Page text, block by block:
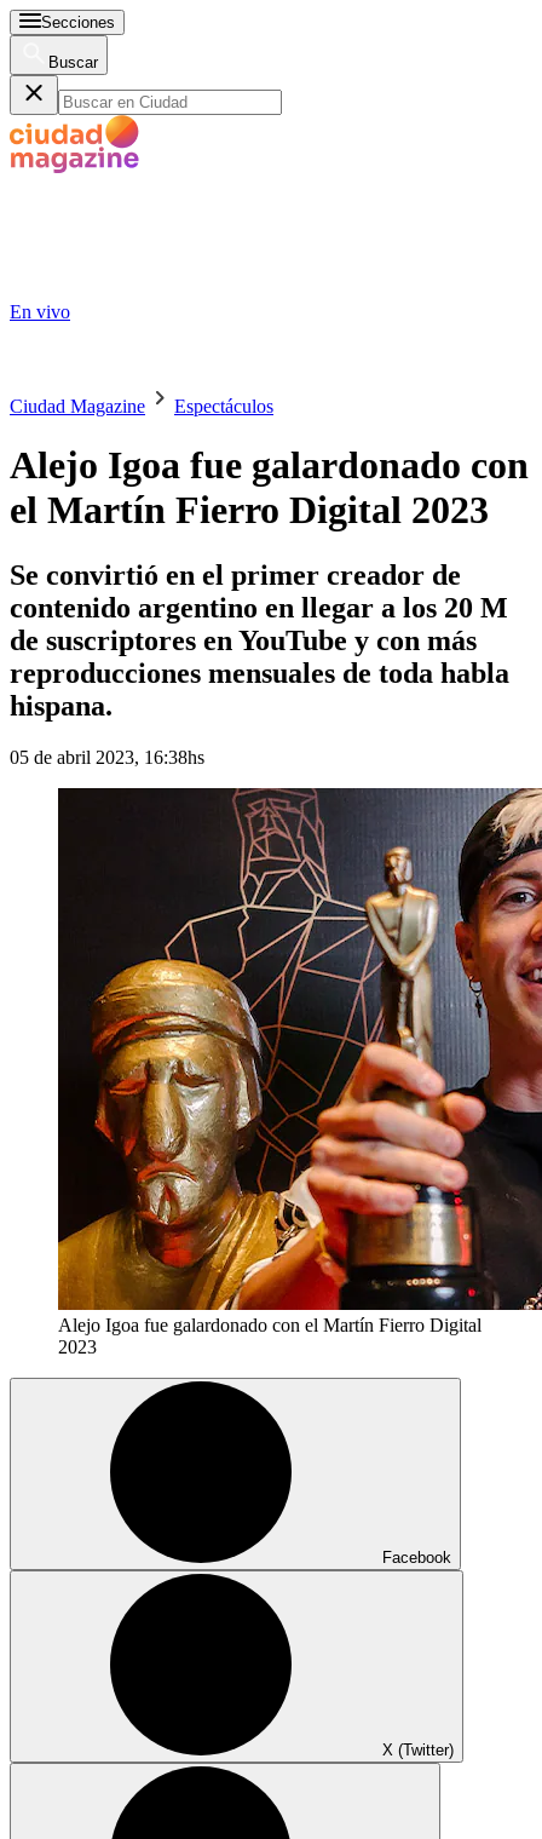
Secciones
Buscar
En vivo
Ciudad Magazine Espectáculos
Alejo Igoa fue galardonado con
el Martín Fierro Digital 2023
Se convirtió en el primer creador de
contenido argentino en llegar a los 20 M
de suscriptores en YouTube y con más
reproducciones mensuales de toda habla
hispana.
05 de abril 2023, 16:38hs
Alejo Igoa fue galardonado con el Martín Fierro Digital
2023
Facebook
X (Twitter)